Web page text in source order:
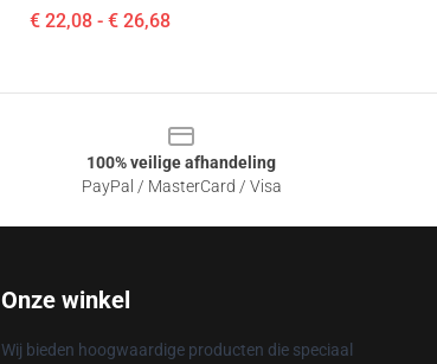
€ 22,08 - € 26,68
100% veilige afhandeling
PayPal / MasterCard / Visa
Onze winkel
Wij bieden hoogwaardige producten die speciaal